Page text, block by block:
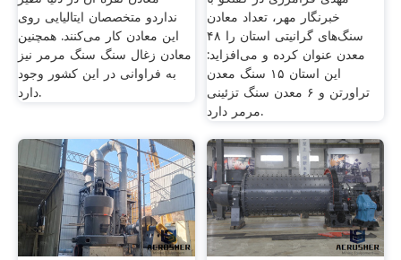
نداردو متخصصان ایتالیایی روی
این معادن کار می‌کنند. همچنین
معادن زغال سنگ سنگ مرمر نیز
به فراوانی در این کشور وجود
دارد.
خبرنگار مهر، تعداد معادن
سنگ‌های گرانیتی استان را ۴۸
معدن عنوان کرده و می‌افزاید:
این استان ۱۵ سنگ معدن
تراورتن و ۶ معدن سنگ تزئینی
مرمر دارد.